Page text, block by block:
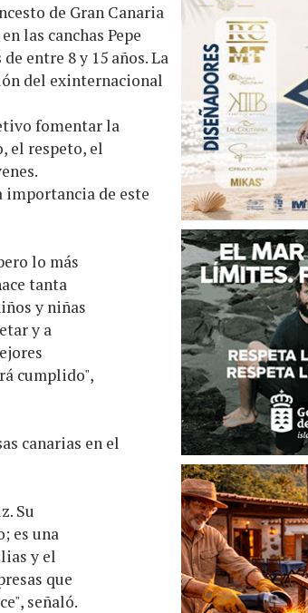
de Gran Canaria
las canchas Pepe
entre 8 y 15 años. La
del exinternacional
fomentar la
el respeto, el
importancia de este
lo más
tanta
y niñas
y a
cumplido",
canarias en el
Su
es una
y el
que
señaló.